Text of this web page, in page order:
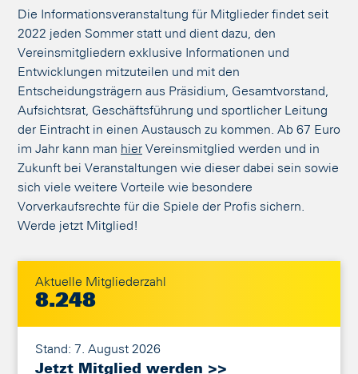
Die Informationsveranstaltung für Mitglieder findet seit
2022 jeden Sommer statt und dient dazu, den
Vereinsmitgliedern exklusive Informationen und
Entwicklungen mitzuteilen und mit den
Entscheidungsträgern aus Präsidium, Gesamtvorstand,
Aufsichtsrat, Geschäftsführung und sportlicher Leitung
der Eintracht in einen Austausch zu kommen. Ab 67 Euro
im Jahr kann man hier Vereinsmitglied werden und in
Zukunft bei Veranstaltungen wie dieser dabei sein sowie
sich viele weitere Vorteile wie besondere
Vorverkaufsrechte für die Spiele der Profis sichern.
Werde jetzt Mitglied!
Aktuelle Mitgliederzahl
8.248
Stand: 7. August 2026
Jetzt Mitglied werden >>